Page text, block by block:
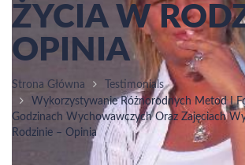
ŻYCIA W
OPINIA
Strona Główna
Testimonials
Wykorzystywanie Różnorodnych Metod I
Godzinach Wychowawczych Oraz Zajęciach
Rodzinie – Opinia